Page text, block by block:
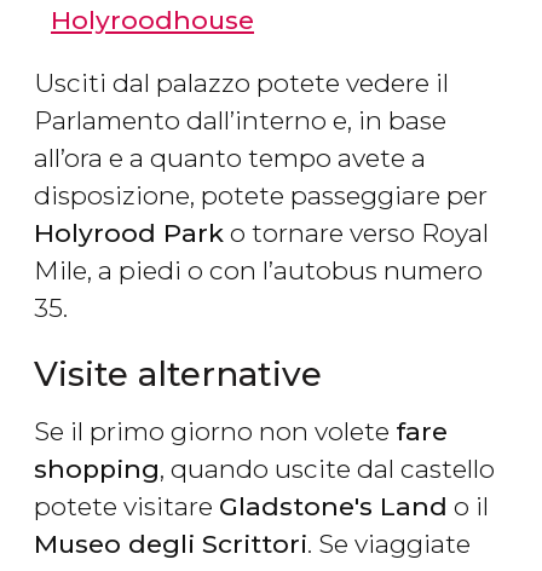
Holyroodhouse
Usciti dal palazzo potete vedere il
Parlamento dall’interno e, in base
all’ora e a quanto tempo avete a
disposizione, potete passeggiare per
Holyrood Park o tornare verso Royal
Mile, a piedi o con l’autobus numero
35.
Visite alternative
Se il primo giorno non volete fare
shopping, quando uscite dal castello
potete visitare Gladstone's Land o il
Museo degli Scrittori. Se viaggiate